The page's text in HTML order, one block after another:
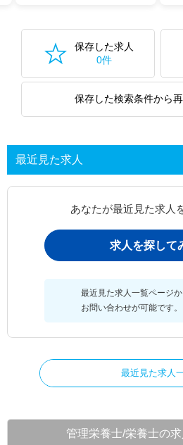
保存した求人
0件
保存した検索条件から
最近見た求人
あなたが最近見た求人
求人を探して
最近見た求人一覧ページか
お問い合わせが可能です。
最近見た求人
管理栄養士/栄養士の